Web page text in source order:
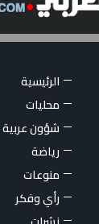
الرئيسية
محليات
شؤون عربية
رياضة
منوعات
رأي وفكر